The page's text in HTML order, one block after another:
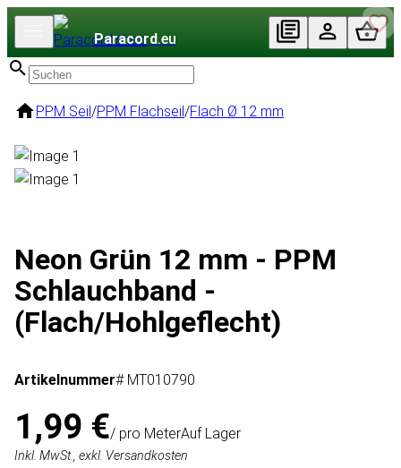
Paracord.eu
PPM Seil/PPM Flachseil/Flach Ø 12 mm
Neon Grün 12 mm - PPM
Schlauchband -
(Flach/Hohlgeflecht)
Artikelnummer# MT010790
1,99 €/ pro MeterAuf Lager
Inkl. MwSt., exkl. Versandkosten